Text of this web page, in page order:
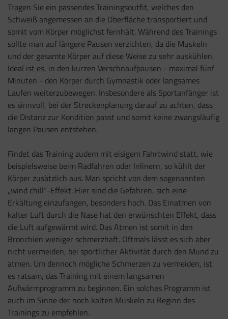
Tragen Sie ein passendes Trainingsoutfit, welches den
Schweiß angemessen an die Oberfläche transportiert und
somit vom Körper möglichst fernhält. Während des Trainings
sollte man auf längere Pausen verzichten, da die Muskeln
und der gesamte Körper auf diese Weise zu sehr auskühlen.
Ideal ist es, in den kurzen Verschnaufpausen - maximal fünf
Minuten - den Körper durch Gymnastik oder langsames
Laufen weiterzubewegen. Insbesondere als Sportanfänger ist
es sinnvoll, bei der Streckenplanung darauf zu achten, dass
die Distanz zur Kondition passt und somit keine zwangsläufig
langen Pausen entstehen.
Findet das Training zudem mit eisigem Fahrtwind statt, wie
beispielsweise beim Radfahren oder Inlinern, so kühlt der
Körper zusätzlich aus. Man spricht von dem sogenannten
„wind chill“-Effekt. Hier sind die Gefahren, sich eine
Erkältung einzufangen, besonders hoch. Das Einatmen von
kalter Luft durch die Nase hat den erwünschten Effekt, dass
die Luft aufgewärmt wird. Das Atmen ist somit in den
Bronchien weniger schmerzhaft. Oftmals lässt es sich aber
nicht vermeiden, bei sportlicher Aktivität durch den Mund zu
atmen. Um dennoch mögliche Schmerzen zu vermeiden, ist
es ratsam, das Training mit einem langsamen
Aufwärmprogramm zu beginnen. Ein solches Programm ist
auch im Sinne der noch kalten Muskeln zu Beginn des
Trainings zu empfehlen.